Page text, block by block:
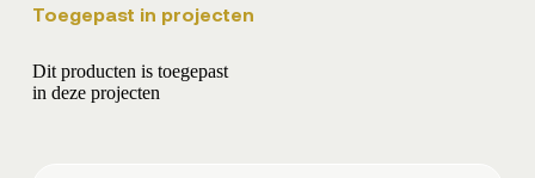
Toegepast in projecten
Dit producten is toegepast
in deze projecten